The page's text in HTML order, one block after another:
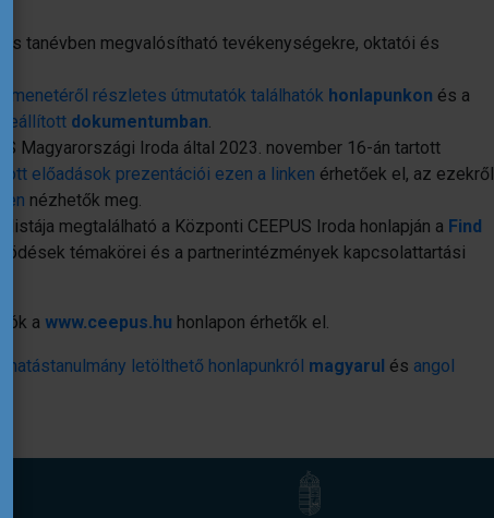
tanévben megvalósítható tevékenységekre, oktatói és
menetéről részletes útmutatók találhatók honlapunkon és a
dokumentumban
Magyarországi Iroda által 2023. november 16-án tartott
előadások prezentációi ezen a linken érhetőek el, az ezekről
nézhetők meg.
listája megtalálható a Központi CEEPUS Iroda honlapján a Find
témakörei és a partnerintézmények kapcsolattartási
a www.ceepus.hu honlapon érhetők el.
hatástanulmány letölthető honlapunkról magyarul és angol